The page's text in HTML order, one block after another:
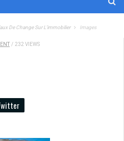
De Change Sur L’immobilier Images
/ 232 VIEWS